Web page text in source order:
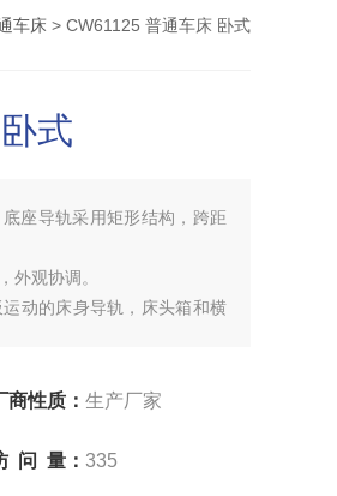
车床 > CW61125 普通车床 卧式
式
座导轨采用矩形结构，跨距
外观协调。
动的床身导轨，床头箱和横
商性质： 生产厂家
问 量： 335